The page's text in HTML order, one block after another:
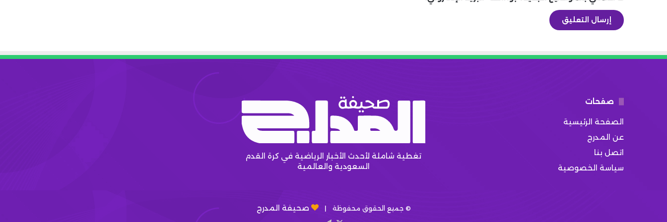
صفحات
الصفحة الرئيسية
عن المدرج
اتصل بنا
سياسة الخصوصية
تغطية شاملة لأحدث الأخبار الرياضية في كرة القدم
السعودية والعالمية
© جميع الحقوق محفوظة |
صحيفة المدرج